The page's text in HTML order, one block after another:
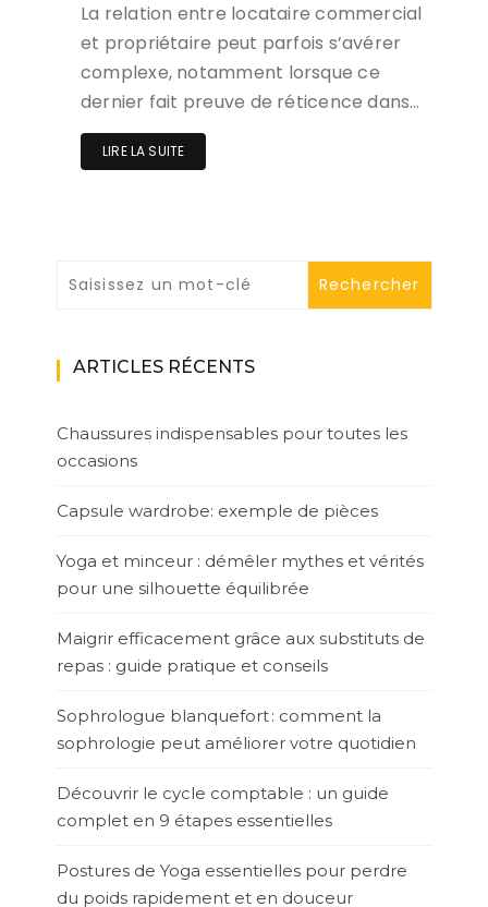
La relation entre locataire commercial
et propriétaire peut parfois s’avérer
complexe, notamment lorsque ce
dernier fait preuve de réticence dans…
LIRE LA SUITE
ARTICLES RÉCENTS
Chaussures indispensables pour toutes les
occasions
Capsule wardrobe: exemple de pièces
Yoga et minceur : démêler mythes et vérités
pour une silhouette équilibrée
Maigrir efficacement grâce aux substituts de
repas : guide pratique et conseils
Sophrologue blanquefort : comment la
sophrologie peut améliorer votre quotidien
Découvrir le cycle comptable : un guide
complet en 9 étapes essentielles
Postures de Yoga essentielles pour perdre
du poids rapidement et en douceur